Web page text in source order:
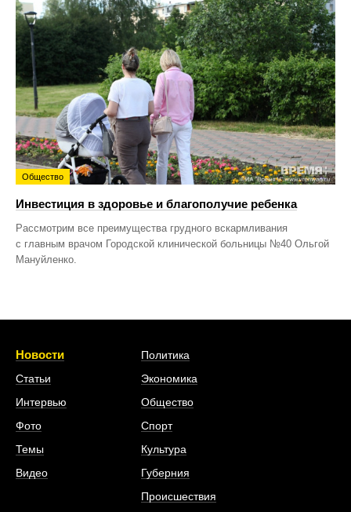
Общество
Инвестиция в здоровье и благополучие ребенка
Рассмотрим все преимущества грудного вскармливания
с главным врачом Городской клинической больницы №40 Ольгой
Мануйленко.
Новости
Статьи
Интервью
Фото
Темы
Видео
Политика
Экономика
Общество
Спорт
Культура
Губерния
Происшествия